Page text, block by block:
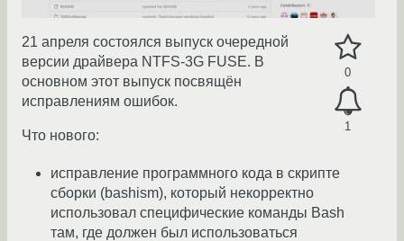
0
1
21 апреля состоялся выпуск очередной
версии драйвера NTFS-3G FUSE. В
основном этот выпуск посвящён
исправлениям ошибок.
Что нового:
исправление программного кода в скрипте
сборки (bashism), который некорректно
использовал специфические команды Bash
там, где должен был использоваться